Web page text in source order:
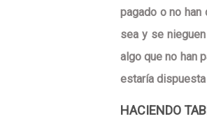
pagado o no han
sea y se
algo que no han
estaría
HACIENDO